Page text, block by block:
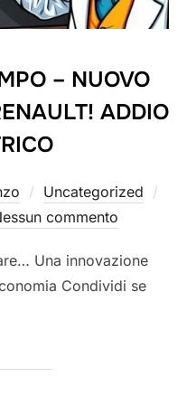
– NUOVO
ADDIO
Uncategorized
commento
Una innovazione
Condividi se